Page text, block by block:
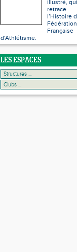
illustré, qui
retrace
l’Histoire
Fédération
Française
d'Athlétisme.
LES ESPACES